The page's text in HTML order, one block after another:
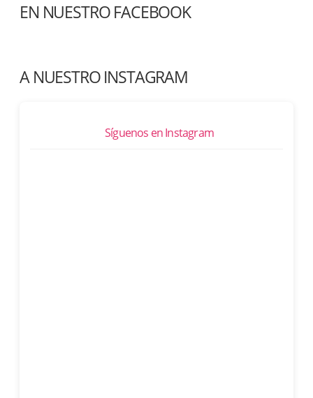
EN NUESTRO FACEBOOK
A NUESTRO INSTAGRAM
Síguenos en Instagram